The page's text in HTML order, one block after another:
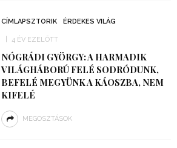
CÍMLAPSZTORIK ÉRDEKES VILÁG
4 ÉV EZELŐTT
NÓGRÁDI GYÖRGY: A HARMADIK
VILÁGHÁBORÚ FELÉ SODRÓDUNK,
BEFELÉ MEGYÜNK A KÁOSZBA, NEM
KIFELÉ
MEGOSZTÁSOK